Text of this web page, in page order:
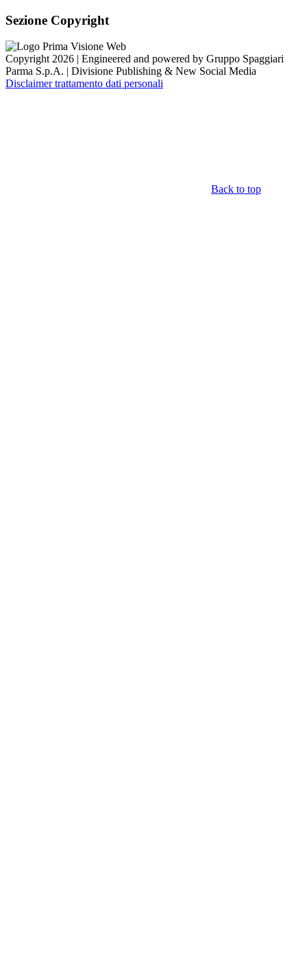
Sezione Copyright
Copyright 2026 | Engineered and powered by Gruppo Spaggiari
Parma S.p.A. | Divisione Publishing & New Social Media
Disclaimer trattamento dati personali
Back to top